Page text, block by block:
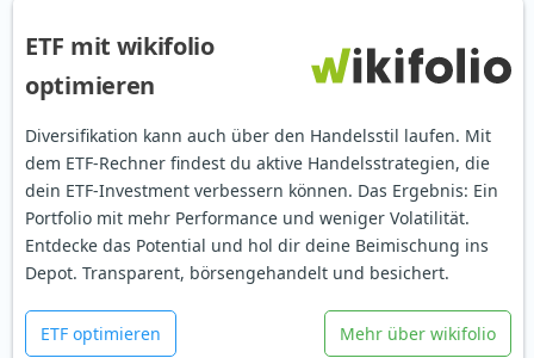
ETF mit wikifolio
optimieren
Diversifikation kann auch über den Handelsstil laufen. Mit
dem ETF-Rechner findest du aktive Handelsstrategien, die
dein ETF-Investment verbessern können. Das Ergebnis: Ein
Portfolio mit mehr Performance und weniger Volatilität.
Entdecke das Potential und hol dir deine Beimischung ins
Depot. Transparent, börsengehandelt und besichert.
ETF optimieren Mehr über wikifolio